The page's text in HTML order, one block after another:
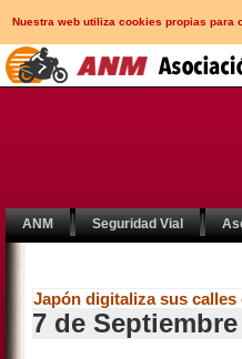
Nuestra web utiliza cookies propias para
ANM Seguridad Vial
Japón digitaliza sus calles
7 de